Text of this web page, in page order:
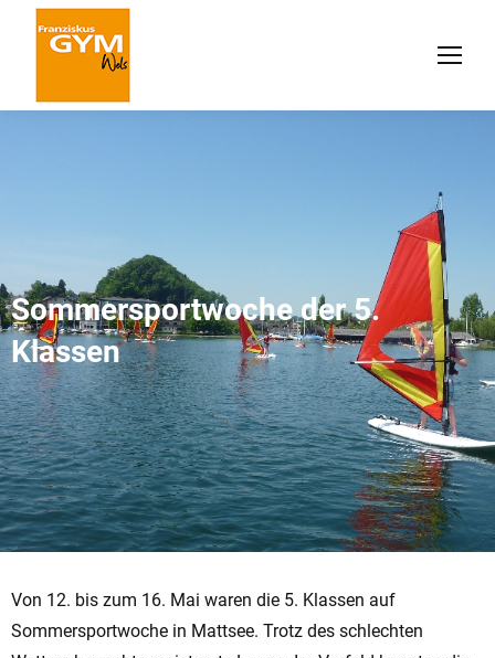
Sommersportwoche der 5.
Klassen
Von 12. bis zum 16. Mai waren die 5. Klassen auf
Sommersportwoche in Mattsee. Trotz des schlechten